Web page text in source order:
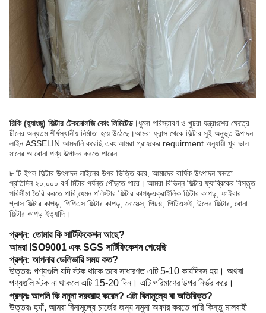
রিকি (হ্যাংজু) ফিল্টার টেকনোলজি কোং লিমিটেড।ধুলো পরিস্রাবণ ও খুচরা যন্ত্রাংশের ক্ষেত্রে
চীনের অন্যতম শীর্ষস্থানীয় নির্মাতা হয়ে উঠেছে।আমরা ফ্রান্স থেকে ফিল্টার সুই অনুভূত উত্পাদন
লাইন ASSELIN আমদানি করেছি এবং আমরা গ্রাহকের requirment অনুযায়ী খুব ভাল
মানের অ বোনা পণ্য উত্পাদন করতে পারেন.
৮ টি ইগল ফিল্টার উৎপাদন লাইনের উপর ভিত্তি করে, আমাদের বার্ষিক উৎপাদন ক্ষমতা
প্রতিদিন ২০,০০০ বর্গ মিটার পর্যন্ত পৌঁছতে পারে। আমরা বিভিন্ন ফিল্টার ফ্যাব্রিকের বিস্তৃত
পরিসীমা তৈরি করতে পারি,যেমন পলিস্টার ফিল্টার কাপড়এক্রাইলিক ফিল্টার কাপড়, ফাইবার
গ্লাস ফিল্টার কাপড়, পিপিএস ফিল্টার কাপড়, নোমেক্স, পি৮৪, পিটিএফই, উলের ফিল্টার, বোনা
ফিল্টার কাপড় ইত্যাদি।
প্রশ্ন: তোমার কি সার্টিফিকেশন আছে?
আমরা ISO9001 এবং SGS সার্টিফিকেশন পেয়েছি
প্রশ্ন: আপনার ডেলিভারি সময় কত?
উত্তরঃ পণ্যগুলি যদি স্টক থাকে তবে সাধারণত এটি 5-10 কার্যদিবস হয়। অথবা
পণ্যগুলি স্টক না থাকলে এটি 15-20 দিন। এটি পরিমাণের উপর নির্ভর করে।
প্রশ্নঃ আপনি কি নমুনা সরবরাহ করেন? এটা বিনামূল্যে বা অতিরিক্ত?
উত্তরঃ হ্যাঁ, আমরা বিনামূল্যে চার্জের জন্য নমুনা অফার করতে পারি কিন্তু মালবাহী